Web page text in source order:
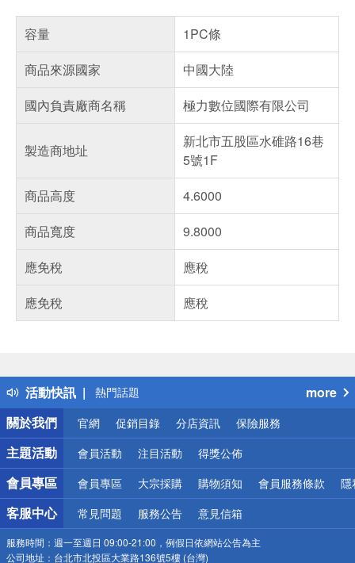
容量
1PC條
商品來源國家
中國大陸
國內負責廠商名稱
極力數位國際有限公司
製造商地址
新北市五股區水碓路16巷
5號1F
商品高度
4.6000
商品寬度
9.8000
應免稅
應稅
應免稅
應稅
活動快訊
得獎公告
熱門話題
銀行優惠
偏遠地區配送
詐騙網頁！請小心！
more
關於我們
官網 促銷目錄 分店資訊 保險服務
主題活動 會員活動 注目活動 得獎公佈
會員專區 會員專區 大宗採購 購物須知 會員服務條款 隱
客服中心 常見問題 服務公告 意見信箱
服務時間： 週一至週日 09:00-21:00，例假日依網站公告為主
公司地址： 台北市北投區大業路136號5樓 (台灣)